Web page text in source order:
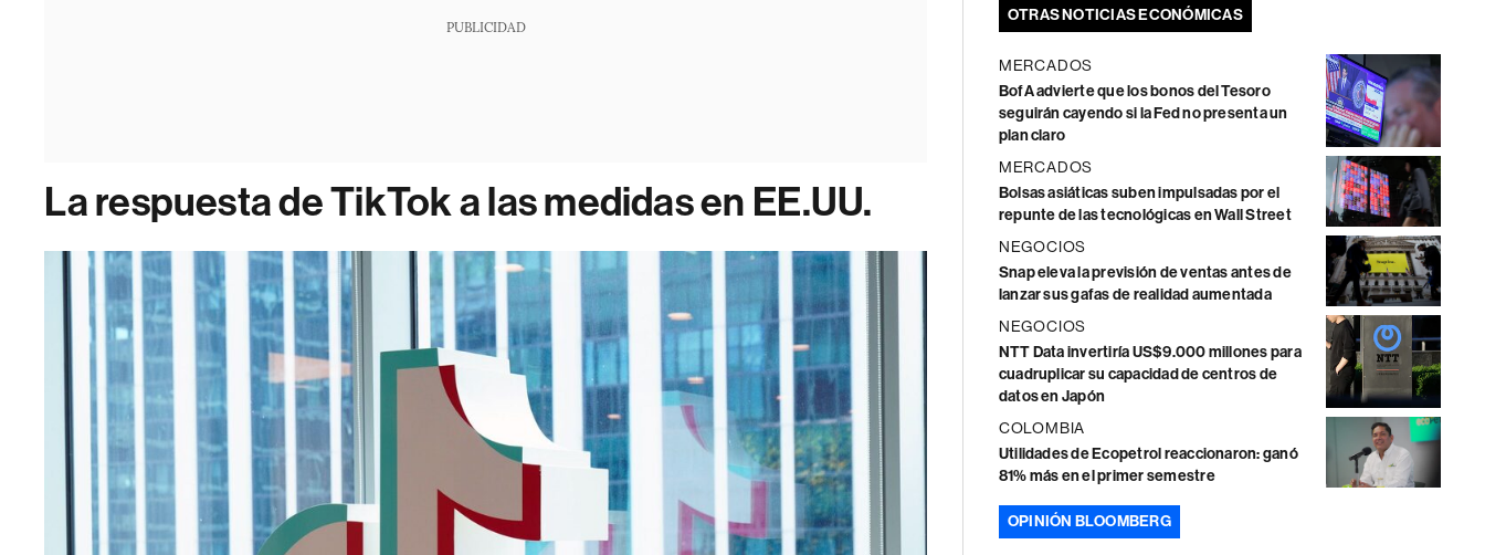
PUBLICIDAD
La respuesta de TikTok a las medidas en EE.UU.
OTRAS NOTICIAS ECONÓMICAS
MERCADOS
BofA advierte que los bonos del Tesoro
seguirán cayendo si la Fed no presenta un
plan claro
MERCADOS
Bolsas asiáticas suben impulsadas por el
repunte de las tecnológicas en Wall Street
NEGOCIOS
Snap eleva la previsión de ventas antes de
lanzar sus gafas de realidad aumentada
NEGOCIOS
NTT Data invertiría US$9.000 millones para
cuadruplicar su capacidad de centros de
datos en Japón
COLOMBIA
Utilidades de Ecopetrol reaccionaron: ganó
81% más en el primer semestre
OPINIÓN BLOOMBERG